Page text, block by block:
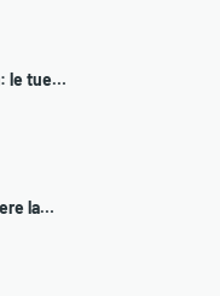
le tue…
la…